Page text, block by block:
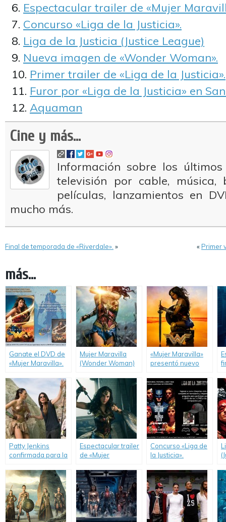
Espectacular trailer de «Mujer
Concurso «Liga de la Justicia».
Liga de la Justicia (Justice League)
Nueva imagen de «Wonder Woman».
Primer trailer de «Liga de la Justicia».
Furor por «Liga de la Justicia» en
Aquaman
Cine y más...
Información sobre los
televisión por cable, música,
películas, lanzamientos en
mucho más.
Final de temporada de «Riverdale». » «Primer
más...
Ganate el DVD de
«Mujer Maravilla».
Mujer Maravilla
(Wonder Woman)
«Mujer Maravilla»
presentó nuevo
Patty Jenkins
confirmada para la
Maravilla».
Espectacular trailer
de «Mujer
Concurso «Liga de
la Justicia».